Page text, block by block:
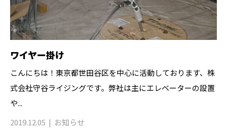
ワイヤー掛け
こんにちは！東京都世田谷区を中心に活動しております、株
式会社守谷ライジングです。弊社は主にエレベーターの設置
や...
2019.12.05
お知らせ